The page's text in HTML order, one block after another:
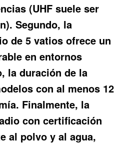
(UHF suele ser
Segundo, la
de 5 vatios ofrece un
en entornos
la duración de la
con al menos 12
Finalmente, la
con certificación
al polvo y al agua,